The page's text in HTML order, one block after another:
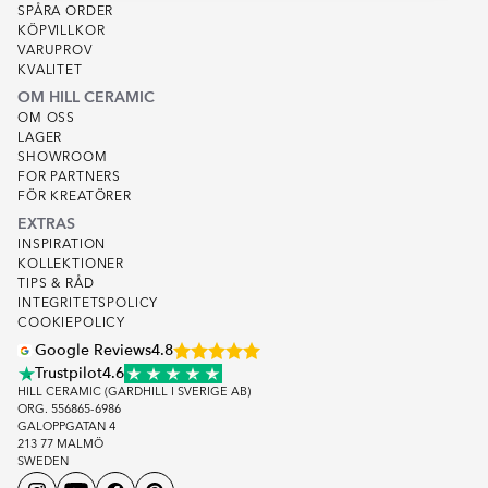
SPÅRA ORDER
KÖPVILLKOR
VARUPROV
KVALITET
OM HILL CERAMIC
OM OSS
LAGER
SHOWROOM
FOR PARTNERS
FÖR KREATÖRER
EXTRAS
INSPIRATION
KOLLEKTIONER
TIPS & RÅD
INTEGRITETSPOLICY
COOKIEPOLICY
Google Reviews4.8
Trustpilot4.6
HILL CERAMIC (GARDHILL I SVERIGE AB)
ORG. 556865-6986
GALOPPGATAN 4
213 77 MALMÖ
SWEDEN